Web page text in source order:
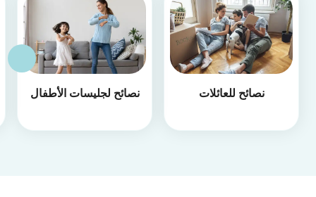
نصائح للعائلات نصائح لجليسات الأطفال